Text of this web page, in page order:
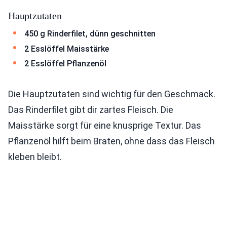
Hauptzutaten
450 g Rinderfilet, dünn geschnitten
2 Esslöffel Maisstärke
2 Esslöffel Pflanzenöl
Die Hauptzutaten sind wichtig für den Geschmack.
Das Rinderfilet gibt dir zartes Fleisch. Die
Maisstärke sorgt für eine knusprige Textur. Das
Pflanzenöl hilft beim Braten, ohne dass das Fleisch
kleben bleibt.